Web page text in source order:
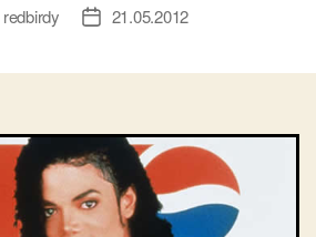
redbirdy
Дата21.05.2012